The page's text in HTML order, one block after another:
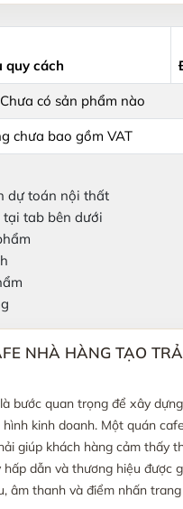
quy cách
Chưa có sản phẩm nào
chưa bao gồm VAT
dự toán nội thất
tại tab bên dưới
NHÀ HÀNG TẠO
bước quan trọng để xây
kinh doanh. Một quán
giúp khách hàng cảm thấy
dẫn và thương hiệu được
âm thanh và điểm nhấn